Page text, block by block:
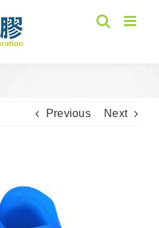
Previous Next